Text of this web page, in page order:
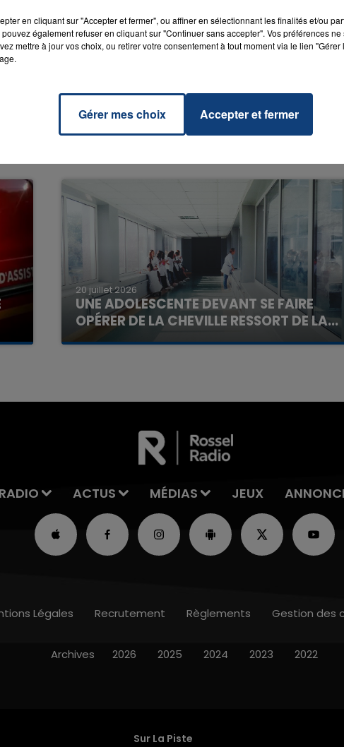
La Piste
EVA
RADIO CONTACT
20 juillet 2026
UNE ADOLESCENTE DEVANT SE FAIRE
OPÉRER DE LA CHEVILLE RESSORT DE LA...
La famille a porté plainte contre la clinique qui a
7h00 - 11h00
La Team de l'été
RADIO ACTUS MÉDIAS JEUX
Sur La Piste
Légales Recrutement Règlements Gestion des
Archives 2026 2025 2024 2023 2022
en cliquant sur "Accepter et fermer", ou affiner en sélectionnant les finalités et/ou
pouvez également refuser en cliquant sur "Continuer sans accepter". Vos préférences
mettre à jour vos choix, ou retirer votre consentement à tout moment via le lien
Gérer mes choix Accepter et fermer